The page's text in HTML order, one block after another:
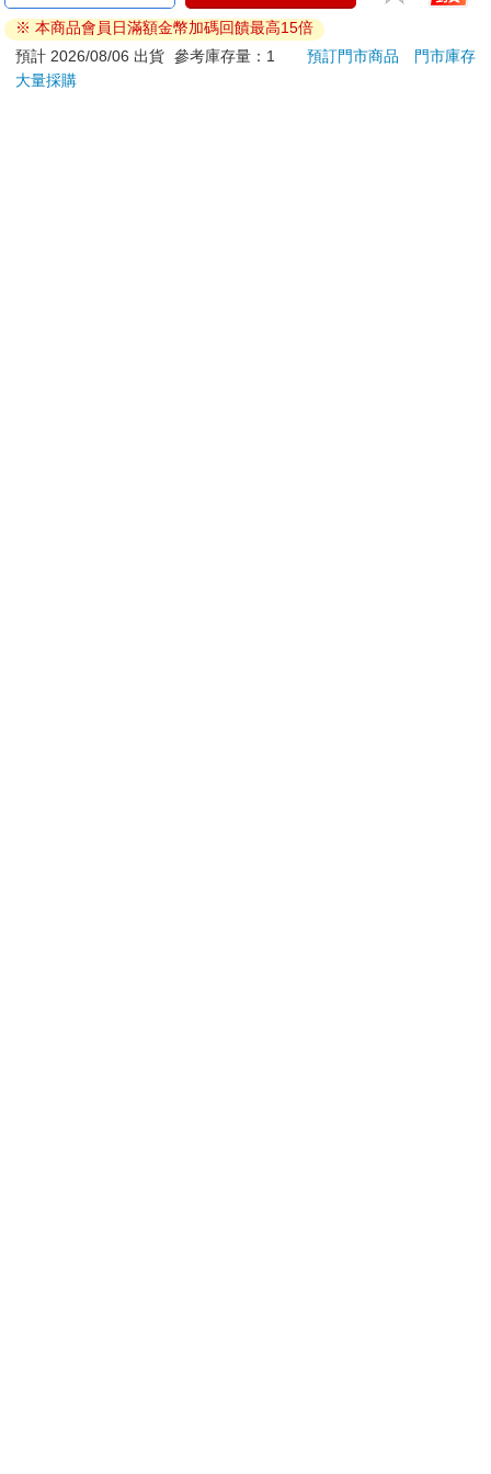
包君)
86 折 特價 30 元
加入購物車
子君)
86 折 特價 30
奶
※ 本商品會員日滿額金幣加碼回饋最高15倍
預計 2026/08/06 出貨 參考庫存量：1 預訂門市商品
門市庫存
大量採購